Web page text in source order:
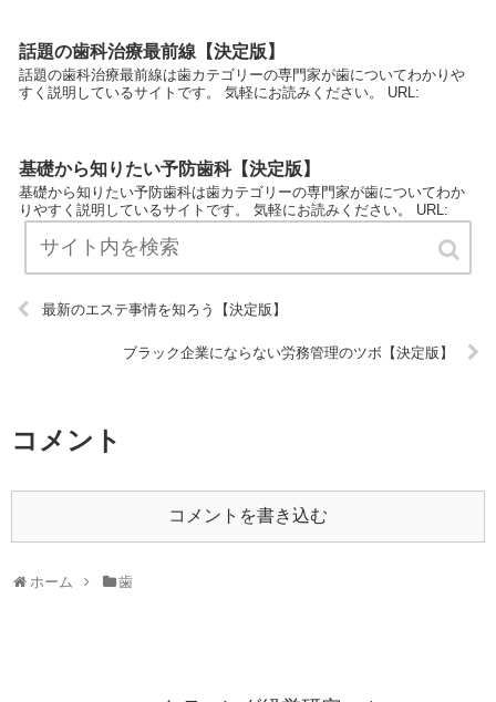
話題の歯科治療最前線【決定版】
話題の歯科治療最前線は歯カテゴリーの専門家が歯についてわかりや
すく説明しているサイトです。 気軽にお読みください。 URL:
基礎から知りたい予防歯科【決定版】
基礎から知りたい予防歯科は歯カテゴリーの専門家が歯についてわか
りやすく説明しているサイトです。 気軽にお読みください。 URL:
最新のエステ事情を知ろう【決定版】
ブラック企業にならない労務管理のツボ【決定版】
コメント
コメントを書き込む
ホーム 歯